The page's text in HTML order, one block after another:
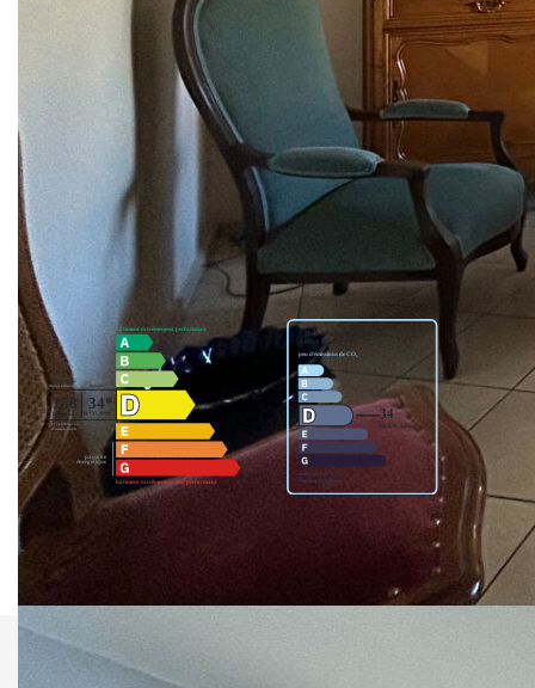
aménagée, dégagement avec placard, salle d'eau, WC
séparés, 2 chambres dont une avec placard.
Inclus : un box. En plus stationnement libre dans la
résidence.
Honoraires à la charge du vendeur
Nos honoraires Nous contacter
Diagnostics énergétiques
Montant estimé des dépenses annuelles d'énergie pour un
usage standard entre 1260€ et 1740€. Pour la date de
référence 01/01/2022.
Imprimer